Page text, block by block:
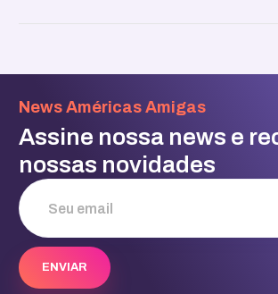
News Américas Amigas
Assine nossa news e
nossas novidades